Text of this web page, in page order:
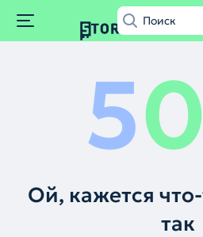
50
Ой, кажется
так